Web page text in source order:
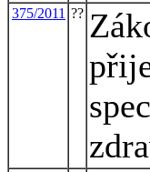
375/2011 ??